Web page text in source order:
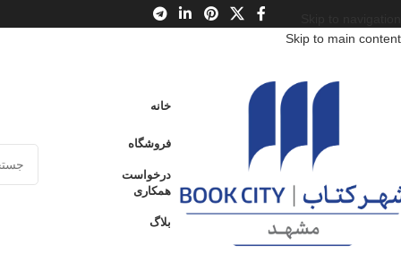
Skip to main content
خانه
فروشگاه
درخواست
همکاری
بلاگ